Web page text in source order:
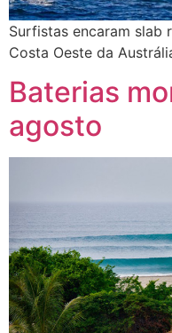
Surfistas encaram slab
Costa Oeste da
Baterias
agosto